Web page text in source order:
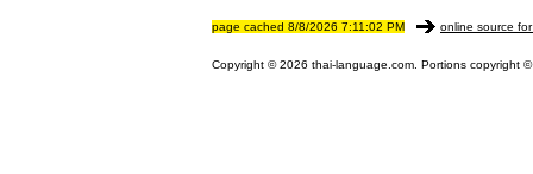
page cached 8/8/2026 7:11:02 PM online source
Copyright © 2026 thai-language.com. Portions copyright